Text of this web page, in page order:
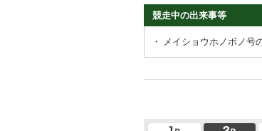
競走中の出来事等
・ メイショウホノボノ号